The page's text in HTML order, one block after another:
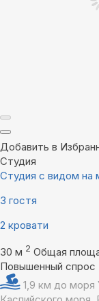
Добавить в
Студия
Студия с видом на
3 гостя
2 кровати
30 м 2 Общая
Повышенный спрос
1,9 км до моря